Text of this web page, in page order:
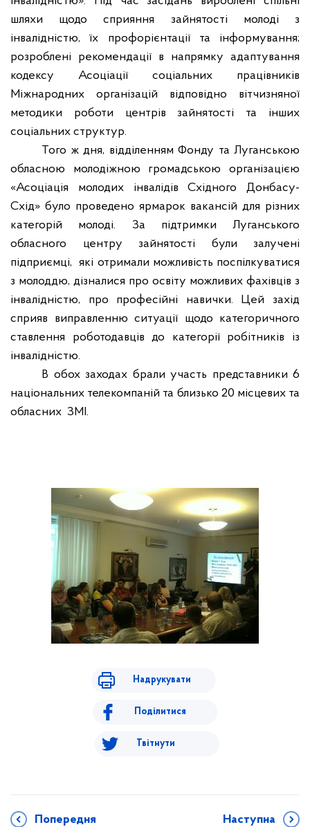
шляхи щодо сприяння зайнятості молоді з
інвалідністю, їх профорієнтації та інформування;
розроблені рекомендації в напрямку адаптування
кодексу Асоціації соціальних працівників
Міжнародних організацій відповідно вітчизняної
методики роботи центрів зайнятості та інших
соціальних структур.
Того ж дня, відділенням Фонду та Луганською
обласною молодіжною громадською організацією
«Асоціація молодих інвалідів Східного Донбасу-
Схід» було проведено ярмарок вакансій для різних
категорій молоді. За підтримки Луганського
обласного центру зайнятості були залучені
підприємці,
які отримали можливість поспілкуватися
з молоддю, дізналися про освіту можливих фахівців з
інвалідністю, про професійні навички. Цей захід
сприяв виправленню ситуації щодо категоричного
ставлення роботодавців до категорії робітників із
інвалідністю.
В обох заходах брали участь представники 6
національних телекомпаній та близько 20 місцевих та
обласних ЗМІ.
Надрукувати
Поділитися
Твітнути
Попередня Наступна